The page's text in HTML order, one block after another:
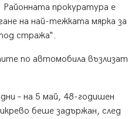
Районната прокуратура е
на най-тежката мярка за
стража“.
по автомобила възлизат
– на 5 май, 48-годишен
беше задържан, след